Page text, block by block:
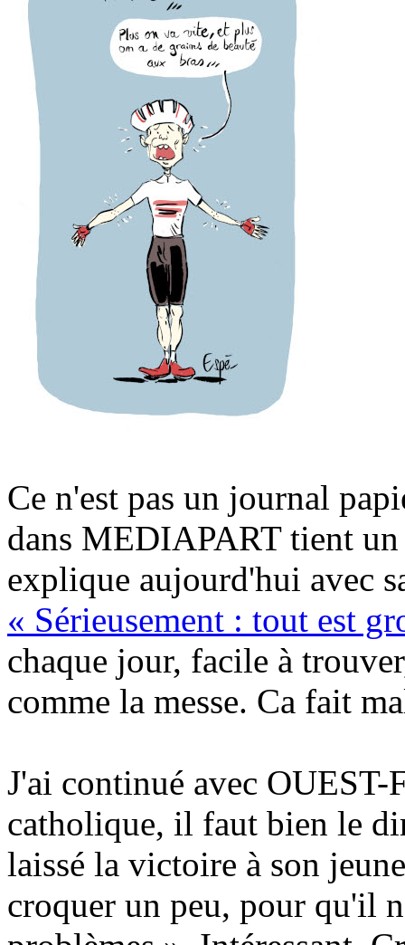
Ce n'est pas un journal
dans MEDIAPART tient
explique aujourd'hui avec
« Sérieusement : tout est
chaque jour, facile à
comme la messe. Ca fait
J'ai continué avec
catholique, il faut bien le
laissé la victoire à son
croquer un peu, pour qu'il